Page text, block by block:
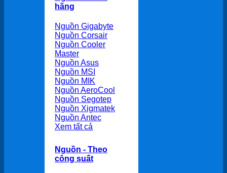
hãng
Nguồn Gigabyte
Nguồn Corsair
Nguồn Cooler
Master
Nguồn Asus
Nguồn MSI
Nguồn MIK
Nguồn AeroCool
Nguồn Segotep
Nguồn Xigmatek
Nguồn Antec
Xem tất cả
Nguồn - Theo
công suất